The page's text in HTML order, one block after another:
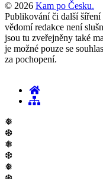
© 2026 Kam po Česku.
Publikování či další
vědomí redakce není
jsou tu zveřejněny také
je možné pouze se
za pochopení.
❅
❆
❅
❆
❅